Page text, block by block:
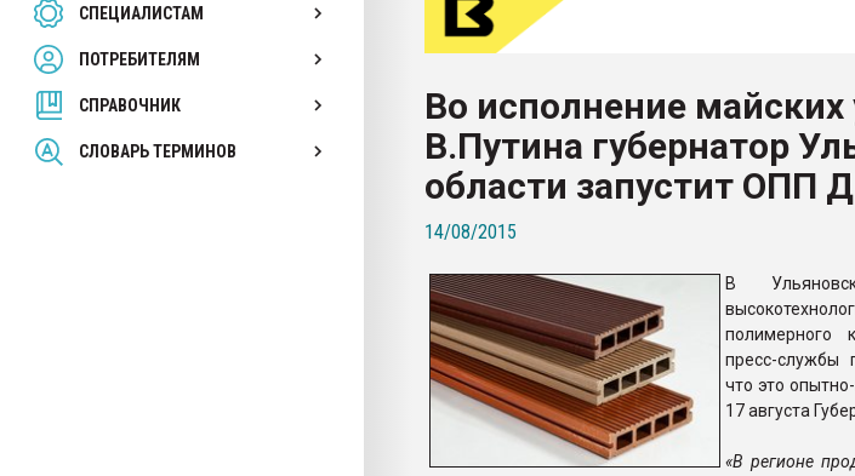
СПЕЦИАЛИСТАМ
ПОТРЕБИТЕЛЯМ
СПРАВОЧНИК
СЛОВАРЬ ТЕРМИНОВ
первый план в переработке
пластмасс
ситуацией на строительном рынке
Всё, что касается выдува ПЭТ
бутылок
ПЕРЕЙТИ НА ФОРУМ
Во исполнение майских
В.Путина губернатор
области запустит ОПП
14/08/2015
В
полимерного
пресс-службы
что это
17 августа
«В регионе